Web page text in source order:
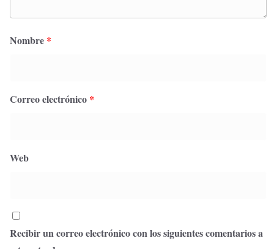
Nombre *
Correo electrónico *
Web
Recibir un correo electrónico con los siguientes comentarios a